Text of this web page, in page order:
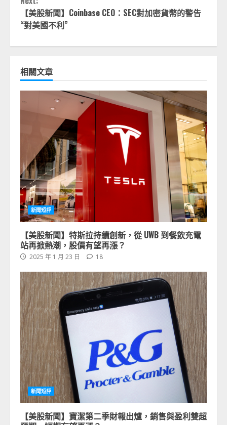
【美股新聞】Coinbase CEO：SEC對加密貨幣的警告
“對美國不利”
相關文章
新聞短評
【美股新聞】特斯拉持續創新，從 UWB 到餐飲充電
站再掀熱潮，股價有望再漲？
2025 年 1 月 23 日 18
新聞短評
【美股新聞】寶潔第二季財報出爐，銷售與盈利雙超